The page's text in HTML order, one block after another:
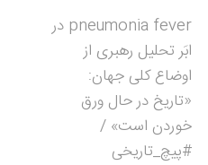
pneumonia fever در
ابَر تحلیل رهبری از
اوضاع کلی جهان:
«تاریخ در حال ورق
خوردن است» /
#پیچ_تاریخی